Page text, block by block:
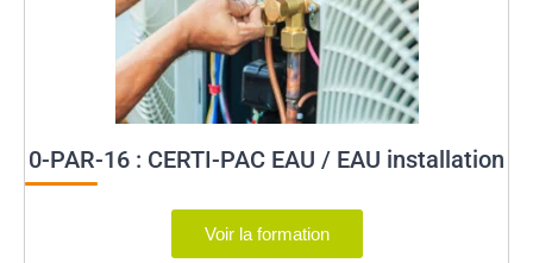
0-PAR-16 : CERTI-PAC EAU / EAU installation
Voir la formation